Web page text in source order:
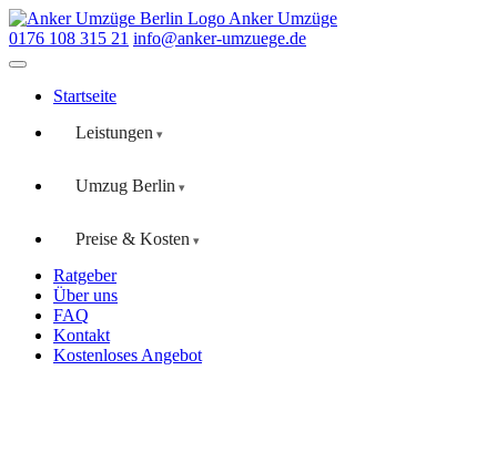
Anker Umzüge
0176 108 315 21 info@anker-umzuege.de
Startseite
Leistungen
Umzug Berlin
Preise & Kosten
Ratgeber
Über uns
FAQ
Kontakt
Kostenloses Angebot